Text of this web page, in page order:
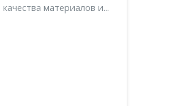
материалов и...